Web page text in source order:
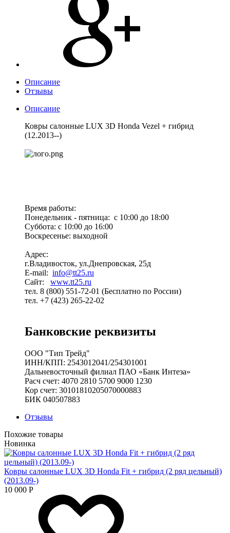
Описание
Отзывы
Описание
Ковры салонные LUX 3D Honda Vezel + гибрид
(12.2013--)
Время работы:
Понедельник - пятница: с 10:00 до 18:00
Суббота: с 10:00 до 16:00
Воскресенье: выходной
Адрес:
г.Владивосток, ул.Днепровская, 25д
E-mail: info@tt25.ru
Сайт: www.tt25.ru
тел. 8 (800) 551-72-01 (Бесплатно по России)
тел. +7 (423) 265-22-02
Банковские реквизиты
ООО "Тип Трейд"
ИНН/КПП: 2543012041/254301001
Дальневосточный филиал ПАО «Банк Интеза»
Расч счет: 4070 2810 5700 9000 1230
Кор счет: 30101810205070000883
БИК 040507883
Отзывы
Похожие товары
Новинка
Ковры салонные LUX 3D Honda Fit + гибрид (2 ряд цельный)
(2013.09-)
10 000 Р